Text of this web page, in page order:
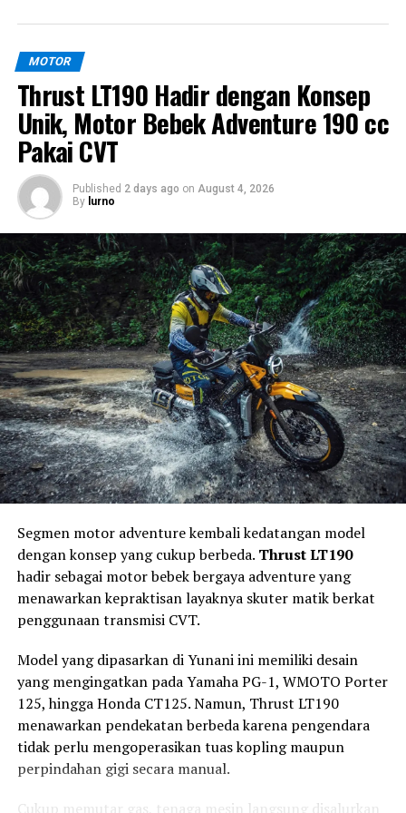
Lampu LED dan Panel Instrumen Semi-
Digital
Sektor pencahayaan Suzuki GN160 sudah menggunakan
teknologi LED. Lampu depan berbentuk bulat juga
dilengkapiDaytime Running Light atau DRL,
sementara desain lampu belakang tetap
mempertahankan bentuk membulat agar tidak
kehilangan nuansa klasik.
analog dengan layar digital. Kombinasi tersebut
memungkinkan pengendara mendapatkan informasi
berkendara yang lebih lengkap tanpa menghilangkan
atmosfer retro.
digunakan untuk mengisi daya smartphone selama
perjalanan. Fitur sederhana ini menjadi nilai tambah
untuk penggunaan harian, terutama bagi pengendara
yang mengandalkan smartphone untuk navigasi.
Mesin 162 cc, Fokus Torsi Putaran
MOTOR
Thrust LT190 Hadir dengan Konsep
Unik, Motor Bebek Adventure 190 cc
Pakai CVT
Published 2 days ago on August 4, 2026
By lurno
Segmen motor adventure kembali kedatangan model
dengan konsep yang cukup berbeda. Thrust LT190
hadir sebagai motor bebek bergaya adventure yang
menawarkan kepraktisan layaknya skuter matik berkat
penggunaan transmisi CVT.
Model yang dipasarkan di Yunani ini memiliki desain
yang mengingatkan pada Yamaha PG-1, WMOTO Porter
125, hingga Honda CT125. Namun, Thrust LT190
menawarkan pendekatan berbeda karena pengendara
tidak perlu mengoperasikan tuas kopling maupun
perpindahan gigi secara manual.
Cukup memutar gas, tenaga mesin langsung disalurkan